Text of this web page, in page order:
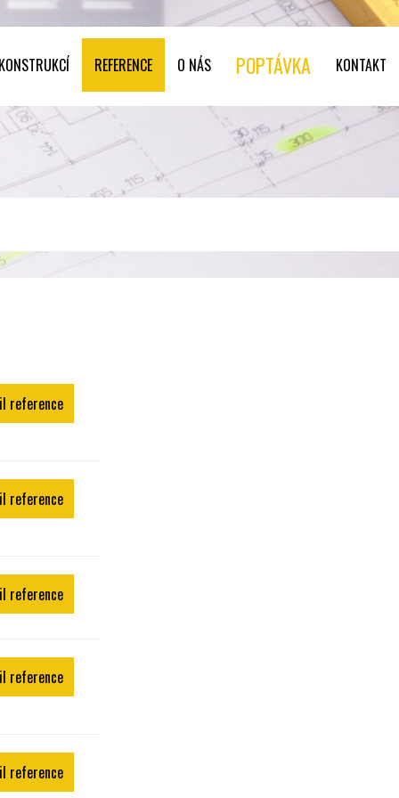
REFERENCE O NÁS POPTÁVKA KONTAKT
reference
reference
reference
reference
reference